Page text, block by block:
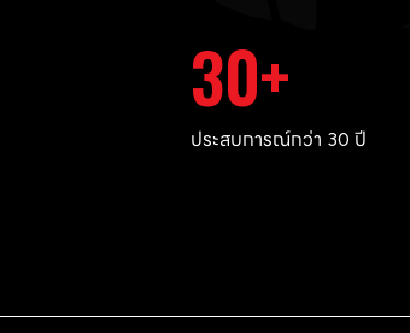
30
ประสบการณ์กว่า 30 ปี